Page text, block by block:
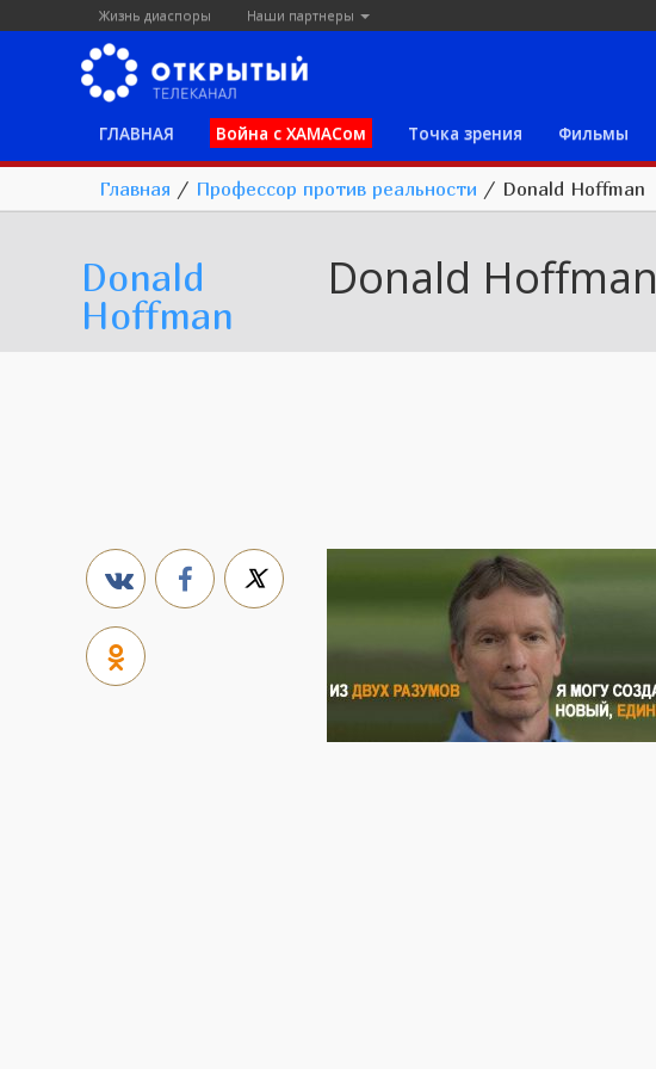
Жизнь диаспоры Наши партнеры
ГЛАВНАЯ Война с ХАМАСом Точка зрения Фильмы
Главная / Профессор против реальности / Donald Hoffman
Donald
Hoffman
Donald Hoffman